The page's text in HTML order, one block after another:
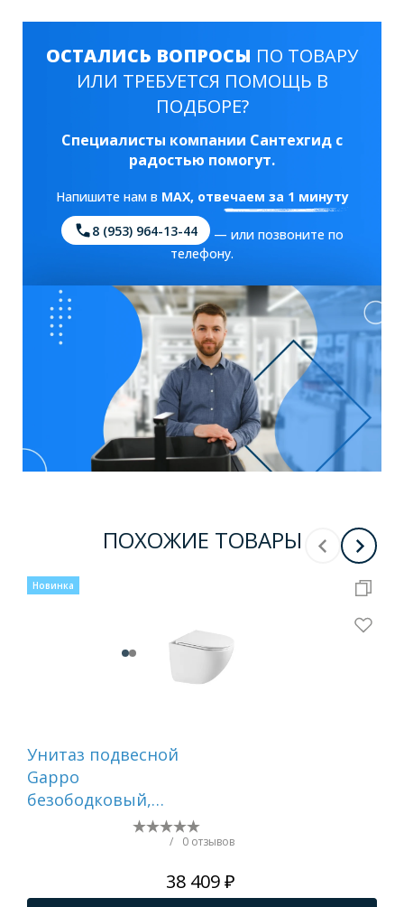
ОСТАЛИСЬ ВОПРОСЫ ПО ТОВАРУ
ИЛИ ТРЕБУЕТСЯ ПОМОЩЬ В
ПОДБОРЕ?
Специалисты компании Сантехгид с
радостью помогут.
Напишите нам в MAX, отвечаем за 1 минуту
8 (953) 964-13-44
— или позвоните по
телефону.
ПОХОЖИЕ ТОВАРЫ
Новинка
Унитаз подвесной
Gappo
безободковый,
торнадо, с сиденьем
микролифт, белый/ 0 отзывов
38 409 ₽